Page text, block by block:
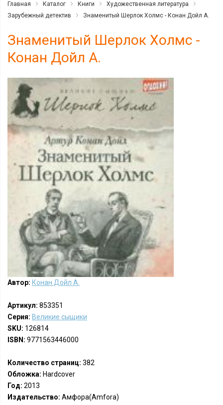
Главная Каталог Книги
Художественная литература
Зарубежный детектив
Знаменитый Шерлок Холмс - Конан Дойл А.
Знаменитый Шерлок Холмс -
Конан Дойл А.
Автор: Конан Дойл А.
Артикул: 853351
Серия: Великие сыщики
SKU: 126814
ISBN: 9771563446000
Количество страниц: 382
Обложка: Hardcover
Год: 2013
Издательство: Амфора(Amfora)